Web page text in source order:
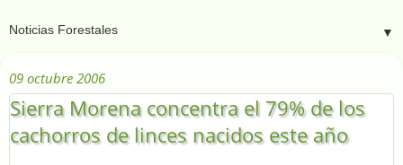
▼
09 octubre 2006
Sierra Morena concentra el 79% de los
cachorros de linces nacidos este año